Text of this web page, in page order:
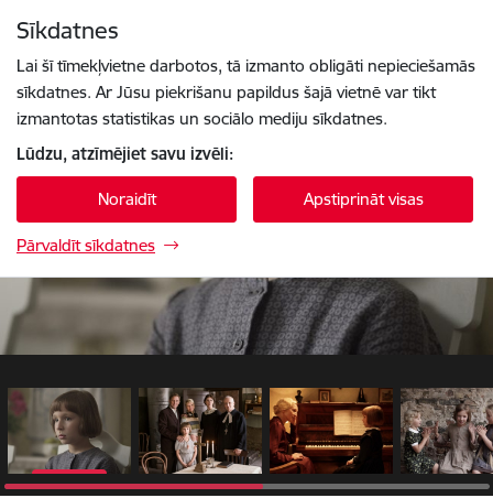
Sīkdatnes
Lai šī tīmekļvietne darbotos, tā izmanto obligāti nepieciešamās
sīkdatnes. Ar Jūsu piekrišanu papildus šajā vietnē var tikt
izmantotas statistikas un sociālo mediju sīkdatnes.
Lūdzu, atzīmējiet savu izvēli:
Noraidīt Apstiprināt visas
Pārvaldīt sīkdatnes
1 / 7